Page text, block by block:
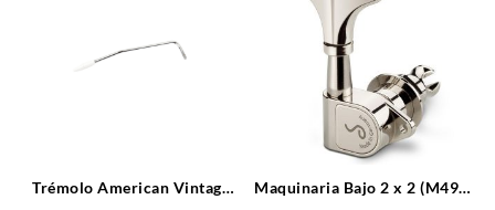
Trémolo American Vintage
Maquinaria Bajo 2 x 2 (M490)